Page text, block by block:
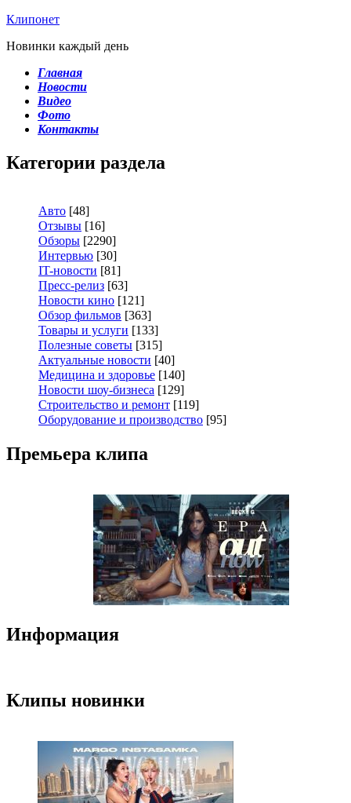
Клипонет
Новинки каждый день
Главная
Новости
Видео
Фото
Контакты
Категории раздела
Авто [48]
Отзывы [16]
Обзоры [2290]
Интервью [30]
IT-новости [81]
Пресс-релиз [63]
Новости кино [121]
Обзор фильмов [363]
Товары и услуги [133]
Полезные советы [315]
Актуальные новости [40]
Медицина и здоровье [140]
Новости шоу-бизнеса [129]
Строительство и ремонт [119]
Оборудование и производство [95]
Премьера клипа
Информация
Клипы новинки